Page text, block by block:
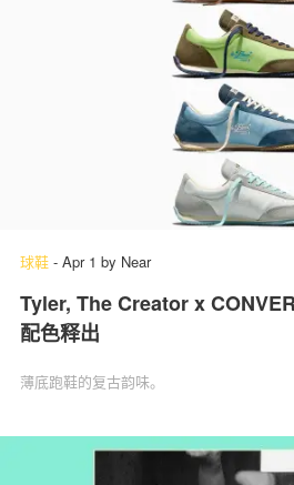
球鞋 - Apr 1 by Near
Tyler, The Creator x
配色释出
薄底跑鞋的复古韵味。